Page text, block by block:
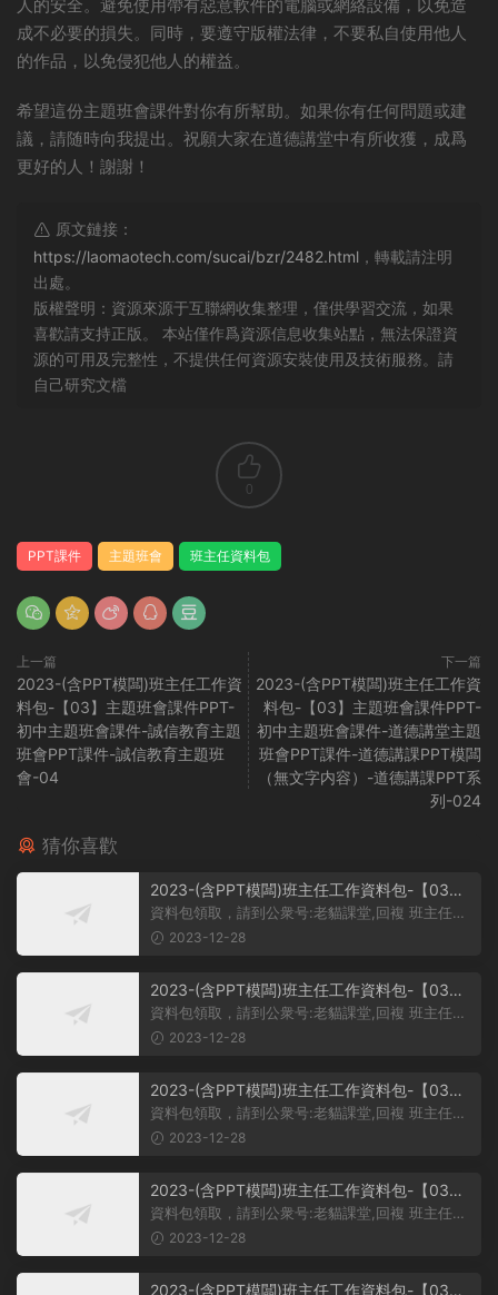
人的安全。避免使用帶有惡意軟件的電腦或網絡設備，以免造
成不必要的損失。同時，要遵守版權法律，不要私自使用他人
的作品，以免侵犯他人的權益。
希望這份主題班會課件對你有所幫助。如果你有任何問題或建
議，請随時向我提出。祝願大家在道德講堂中有所收獲，成爲
更好的人！謝謝！
原文鏈接：
https://laomaotech.com/sucai/bzr/2482.html ，轉載請注明
出處。
版權聲明：資源來源于互聯網收集整理，僅供學習交流，如果
喜歡請支持正版。 本站僅作爲資源信息收集站點，無法保證資
源的可用及完整性，不提供任何資源安裝使用及技術服務。請
自己研究文檔
0
PPT課件 主題班會 班主任資料包
上一篇
2023-(含PPT模闆)班主任工作資
料包-【03】主題班會課件PPT-
初中主題班會課件-誠信教育主題
班會PPT課件-誠信教育主題班
會-04
下一篇
2023-(含PPT模闆)班主任工作資
料包-【03】主題班會課件PPT-
初中主題班會課件-道德講堂主題
班會PPT課件-道德講課PPT模闆
（無文字内容）-道德講課PPT系
列-024
猜你喜歡
2023-(含PPT模闆)班主任工作資料包-【03】
主題班會課件PPT-初中主題班會課件-學習雷鋒
主題班會PPT課件-學習雷鋒PPT系列-017
資料包領取，請到公衆号:老貓課堂,回複 班主任。
大家好，今天我給大家帶來...
2023-12-28
2023-(含PPT模闆)班主任工作資料包-【03】
主題班會課件PPT-初中主題班會課件-學習雷鋒
主題班會PPT課件-學習雷鋒PPT系列-016
資料包領取，請到公衆号:老貓課堂,回複 班主任。
大家好，今天我們的班會主...
2023-12-28
2023-(含PPT模闆)班主任工作資料包-【03】
主題班會課件PPT-初中主題班會課件-學習雷鋒
主題班會PPT課件-學習雷鋒PPT系列-015
資料包領取，請到公衆号:老貓課堂,回複 班主任。
【03】班主任工作資料包-...
2023-12-28
2023-(含PPT模闆)班主任工作資料包-【03】
主題班會課件PPT-初中主題班會課件-學習雷鋒
主題班會PPT課件-學習雷鋒PPT系列-014
資料包領取，請到公衆号:老貓課堂,回複 班主任。
【03】初中主題班會課件PP...
2023-12-28
2023-(含PPT模闆)班主任工作資料包-【03】